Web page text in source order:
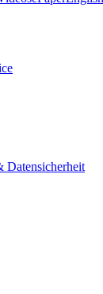
Datensicherheit